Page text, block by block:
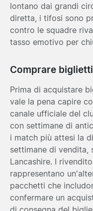
lontano dai grandi
diretta, i tifosi sono
contro le squadre
tasso emotivo per
Comprare
Prima di acquistare
vale la pena capire
canale ufficiale del
con settimane di
i match più attesi la
settimane di vendita,
Lancashire. I
rappresentano
pacchetti che
confermare un